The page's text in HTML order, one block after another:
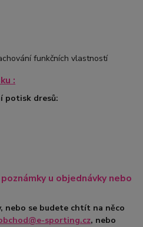
funkčních vlastností
:
potisk dresů:
u objednávky nebo
nebo se budete chtít na něco
sporting.cz, nebo